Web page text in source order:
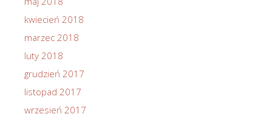
kwiecień 2018
marzec 2018
luty 2018
grudzień 2017
listopad 2017
wrzesień 2017